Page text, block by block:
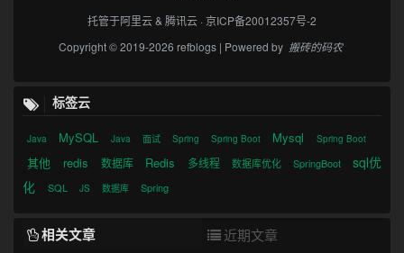
托管于阿里云&腾讯云 ·京ICP备20012357号-2
Copyright © 2019-2026 refblogs | Powered by 搬砖的码农
标签云
Java MySQL Java 面试 Spring Spring Boot Mysql Spring Boot
其他 redis 数据库 Redis 多线程 数据库优化 SpringBoot
sql优
化
SQL JS 数据库 Spring
相关文章 近期文章